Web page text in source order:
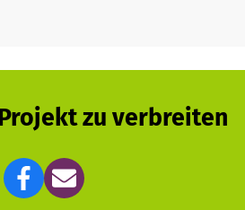
die gemeinsam das Leben
ihrer Präventionsarbeit
aus dem Eifelkreis Bitburg-
Dieses Wildniscamp dient
Es ist für viele ein
zu verbreiten